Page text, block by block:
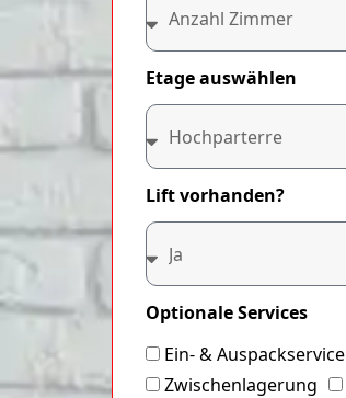
Etage auswählen
Lift vorhanden?
Optionale Services
Ein- & Auspackservice
Zwischenlagerung